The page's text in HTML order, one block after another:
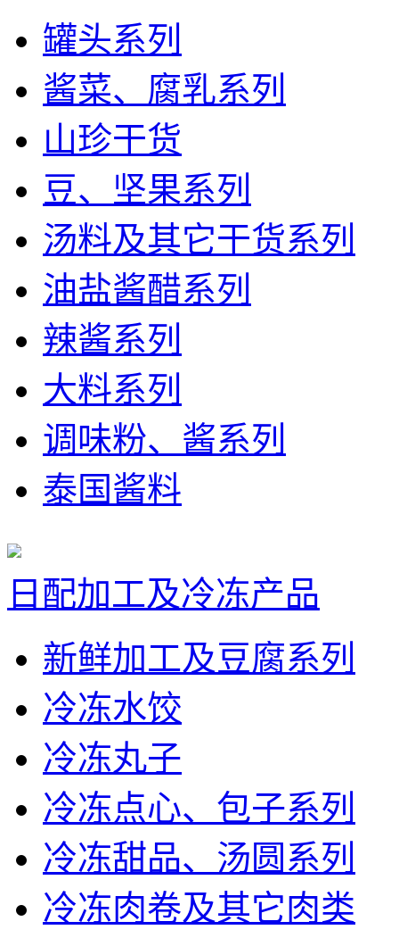
罐头系列
酱菜、腐乳系列
山珍干货
豆、坚果系列
汤料及其它干货系列
油盐酱醋系列
辣酱系列
大料系列
调味粉、酱系列
泰国酱料
日配加工及冷冻产品
新鲜加工及豆腐系列
冷冻水饺
冷冻丸子
冷冻点心、包子系列
冷冻甜品、汤圆系列
冷冻肉卷及其它肉类